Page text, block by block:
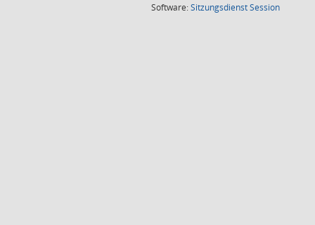
Software:SitzungsdienstSession(Wird in